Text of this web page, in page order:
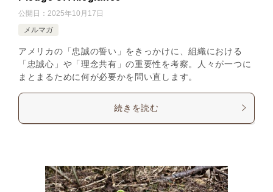
公開日： 2025年10月17日
メルマガ
アメリカの「忠誠の誓い」をきっかけに、組織における
「忠誠心」や「理念共有」の重要性を考察。人々が一つに
まとまるために何が必要かを問い直します。
続きを読む